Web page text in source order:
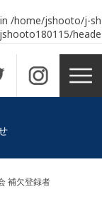
/home/jshooto/j-sh
heade
補欠登録者